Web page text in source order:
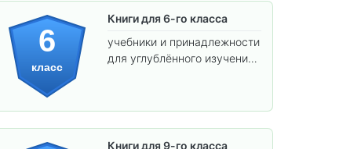
6
класс
Книги для 6-го класса
учебники и принадлежности
для углублённого изучения
Книги для 9-го класса